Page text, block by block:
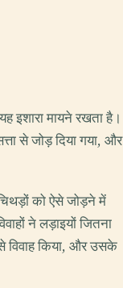
इशारा मायने रखता है।
से जोड़ दिया गया, और
को ऐसे जोड़ने में
ने लड़ाइयों जितना
किया, और उसके